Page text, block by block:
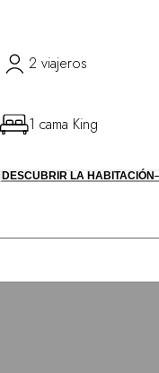
2 viajeros
1 cama King
DESCUBRIR LA HABITACIÓN